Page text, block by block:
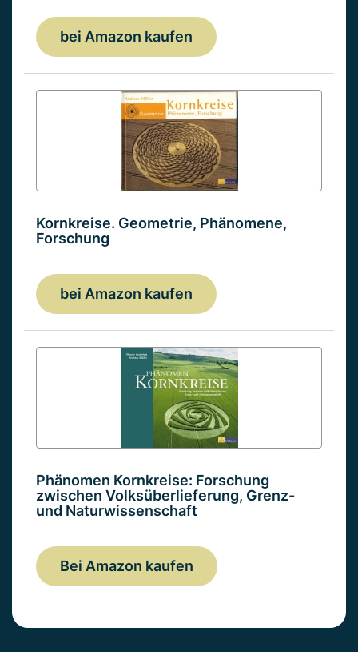
bei Amazon kaufen
Kornkreise. Geometrie, Phänomene,
Forschung
bei Amazon kaufen
Phänomen Kornkreise: Forschung
zwischen Volksüberlieferung, Grenz-
und Naturwissenschaft
Bei Amazon kaufen